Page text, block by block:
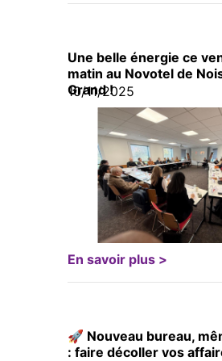
Une belle énergie ce
matin au Novotel de
Grand !
10/11/2025
En savoir plus >
🚀 Nouveau bureau,
: faire décoller vos